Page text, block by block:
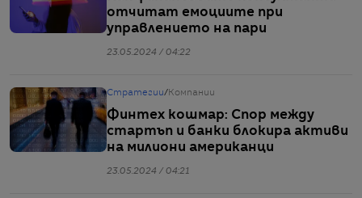
отчитат емоциите при
управлението на пари
23.05.2024 / 04:22
Стратегии/ Компании
Финтех кошмар: Спор между
стартъп и банки блокира активи
на милиони американци
23.05.2024 / 04:21